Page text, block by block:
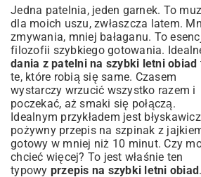
Jedna patelnia, jeden garnek. To
dla moich uszu, zwłaszcza latem.
zmywania, mniej bałaganu. To
filozofii szybkiego gotowania.
dania z patelni na szybki letni obiad
te, które robią się same. Czasem
wystarczy wrzucić wszystko razem i
poczekać, aż smaki się połączą.
Idealnym przykładem jest
pożywny przepis na szpinak z
gotowy w mniej niż 10 minut. Czy
chcieć więcej? To jest właśnie ten
typowy przepis na szybki letni obiad.